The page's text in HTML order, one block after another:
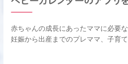
赤ちゃんの成長にあったママに必要
妊娠から出産までのプレママ、子育